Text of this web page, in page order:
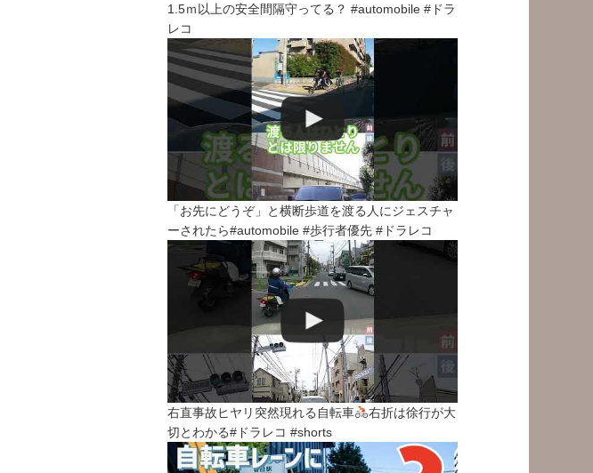
1.5ｍ以上の安全間隔守ってる？ #automobile #ドラ
レコ
「お先にどうぞ」と横断歩道を渡る人にジェスチャ
ーされたら#automobile #歩行者優先 #ドラレコ
右直事故ヒヤリ突然現れる自転車
右折は徐行が大
切とわかる#ドラレコ #shorts